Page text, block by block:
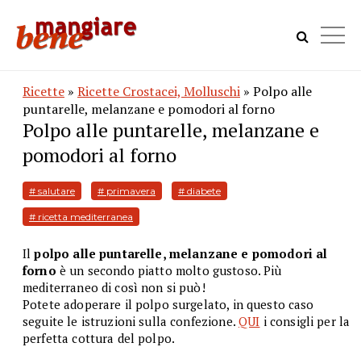
Ricette » Ricette Crostacei, Molluschi » Polpo alle
puntarelle, melanzane e pomodori al forno
Polpo alle puntarelle, melanzane e
pomodori al forno
# salutare # primavera # diabete
# ricetta mediterranea
Ilpolpo alle puntarelle, melanzane e pomodori al
forno è un secondo piatto molto gustoso. Più
mediterraneo di così non si può!
Potete adoperare il polpo surgelato, in questo caso
seguite le istruzioni sulla confezione. QUI i consigli per la
perfetta cottura del polpo.